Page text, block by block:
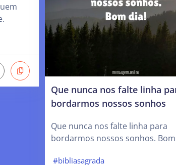
Que nunca nos falte linha
bordarmos nossos sonhos
Que nunca nos falte linha para
bordarmos nossos sonhos.
#bibliasagrada